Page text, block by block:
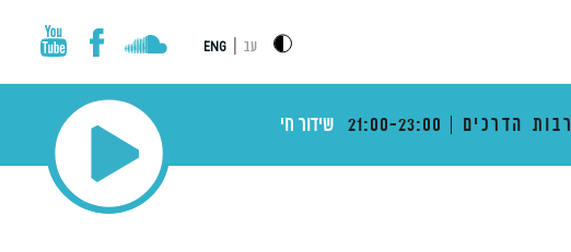
עב ENG
רבות הדרכים 21:00-23:00 שידור חי